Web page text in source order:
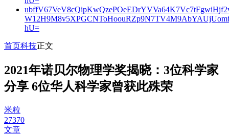
hU=
首页科技正文
2021年诺贝尔物理学奖揭晓：3位科学家
分享 6位华人科学家曾获此殊荣
米粒
27370
文章